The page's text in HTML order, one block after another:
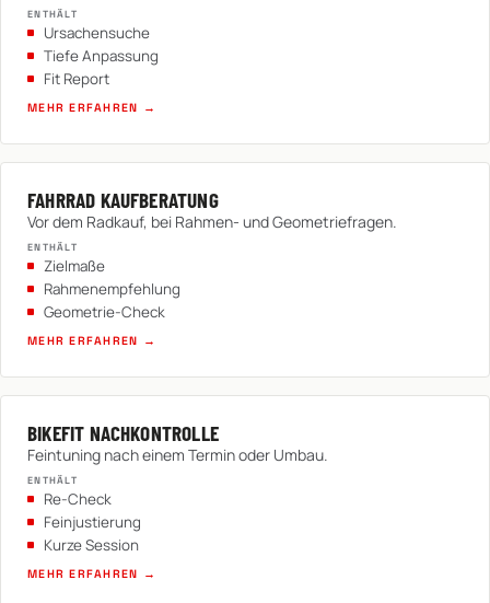
ENTHÄLT
Ursachensuche
Tiefe Anpassung
Fit Report
MEHR ERFAHREN →
FAHRRAD KAUFBERATUNG
Vor dem Radkauf, bei Rahmen- und Geometriefragen.
ENTHÄLT
Zielmaße
Rahmenempfehlung
Geometrie-Check
MEHR ERFAHREN →
BIKEFIT NACHKONTROLLE
Feintuning nach einem Termin oder Umbau.
ENTHÄLT
Re-Check
Feinjustierung
Kurze Session
MEHR ERFAHREN →